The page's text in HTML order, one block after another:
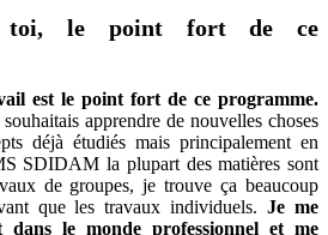
toi, le point fort de ce
est le point fort de ce programme.
apprendre de nouvelles choses
déjà étudiés mais principalement en
SDIDAM la plupart des matières sont
de groupes, je trouve ça beaucoup
que les travaux individuels.Je me
dans le monde professionnel et me